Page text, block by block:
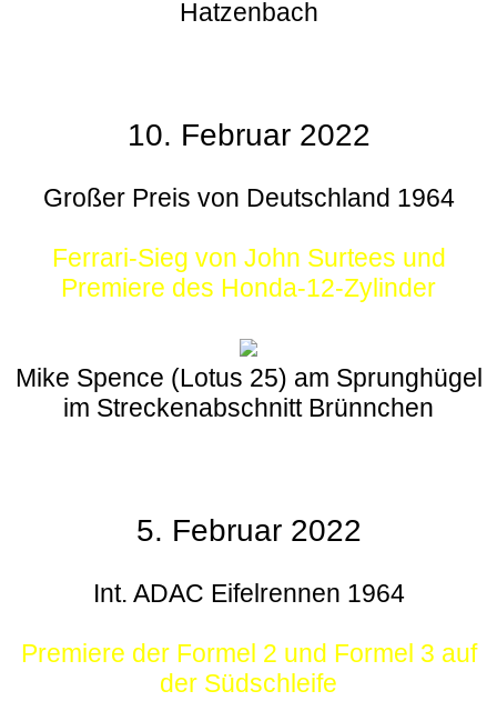
Hatzenbach
10. Februar 2022
Großer Preis von Deutschland 1964
Ferrari-Sieg von John Surtees und
Premiere des Honda-12-Zylinder
Mike Spence (Lotus 25) am Sprunghügel
im Streckenabschnitt Brünnchen
5. Februar 2022
Int. ADAC Eifelrennen 1964
Premiere der Formel 2 und Formel 3 auf
der Südschleife